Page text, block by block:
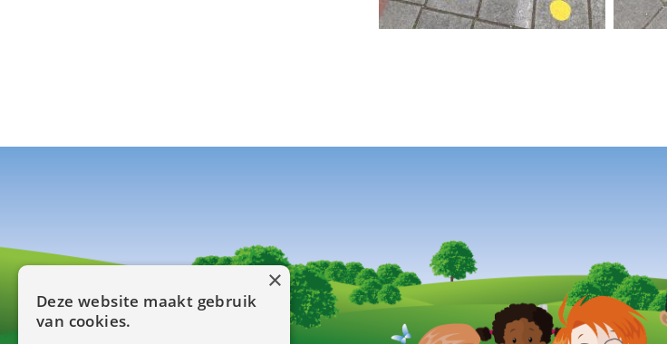
×
Deze website maakt gebruik
van cookies.